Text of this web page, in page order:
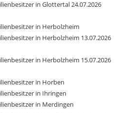
in Glottertal 24.07.2026
in Herbolzheim
in Herbolzheim 13.07.2026
in Herbolzheim 15.07.2026
in Horben
in Ihringen
in Merdingen